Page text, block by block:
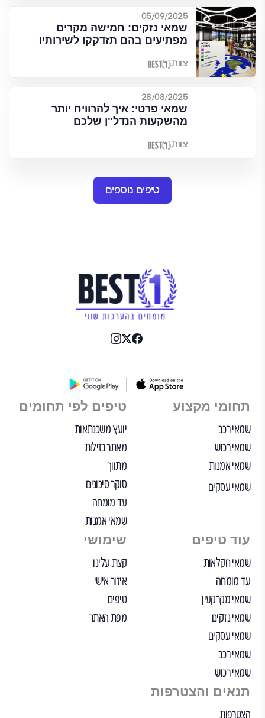
05/09/2025
שמאי נזקים: חמישה מקרים
מפתיעים בהם תזדקקו לשירותיו
צוות
28/08/2025
שמאי פרטי: איך להרוויח יותר
מהשקעות הנדל"ן שלכם
צוות
טיפים נוספים
תחומי מקצוע
שמאי רכב
שמאי רכוש
שמאי אמנות
שמאי עסקים
טיפים לפי תחומים
יועץ משכנתאות
מאתר נזילות
מתווך
סוקר סיכונים
עד מומחה
שמאי אמנות
עוד טיפים
שמאי חקלאות
עד מומחה
שמאי מקרקעין
שמאי נזקים
שמאי עסקים
שמאי רכב
שמאי רכוש
שימושי
קצת עלינו
איזור אישי
טיפים
מפת האתר
תנאים והצטרפות
הצטרפות